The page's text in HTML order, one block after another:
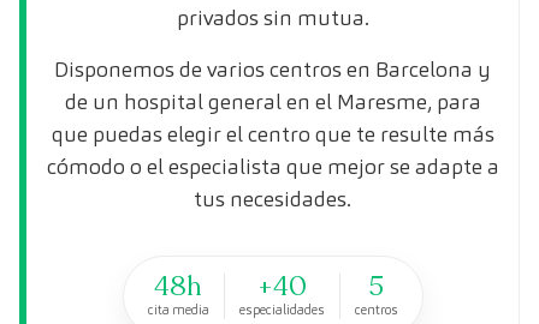
privados sin mutua.
Disponemos de varios centros en Barcelona y
de un hospital general en el Maresme, para
que puedas elegir el centro que te resulte más
cómodo o el especialista que mejor se adapte a
tus necesidades.
48h
cita media
+40
especialidades
5
centros